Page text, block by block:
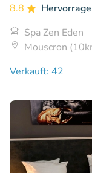
8.8
Spa Zen Eden
Mouscron
Verkauft: 42